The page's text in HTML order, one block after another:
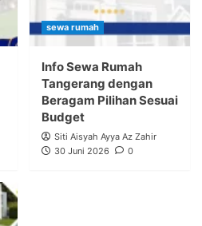
sewa rumah
Info Sewa Rumah
Tangerang dengan
Beragam Pilihan Sesuai
Budget
Siti Aisyah Ayya Az Zahir
30 Juni 2026
0